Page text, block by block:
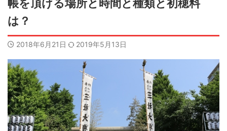
帳を頂ける場所と時間と種類と初穂料
は？
2018年6月21日 2019年5月13日